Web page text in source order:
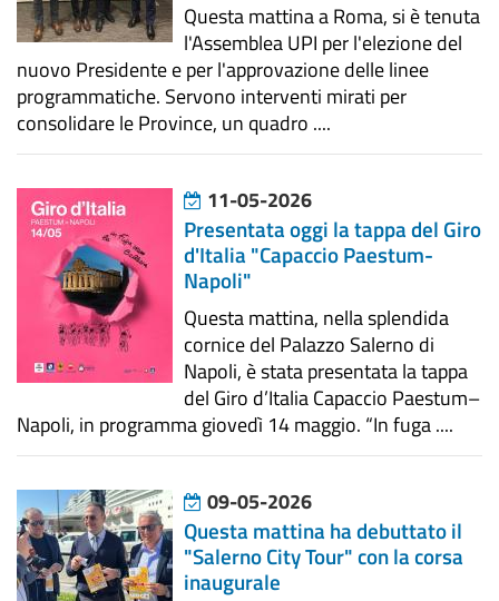
Questa mattina a Roma, si è tenuta
l'Assemblea UPI per l'elezione del
nuovo Presidente e per l'approvazione delle linee
programmatiche. Servono interventi mirati per
consolidare le Province, un quadro ....
11-05-2026
Presentata oggi la tappa del Giro
d'Italia "Capaccio Paestum-
Napoli"
Questa mattina, nella splendida
cornice del Palazzo Salerno di
Napoli, è stata presentata la tappa
del Giro d’Italia Capaccio Paestum–
Napoli, in programma giovedì 14 maggio. “In fuga ....
09-05-2026
Questa mattina ha debuttato il
"Salerno City Tour" con la corsa
inaugurale